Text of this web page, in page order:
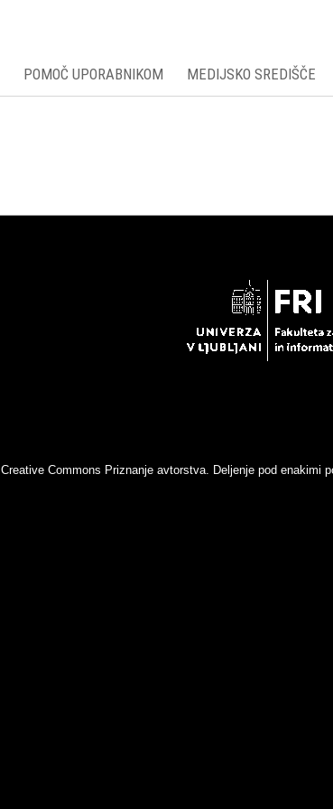
POMOČ UPORABNIKOM MEDIJSKO SREDIŠČE
Creative Commons Priznanje avtorstva. Deljenje pod enakimi